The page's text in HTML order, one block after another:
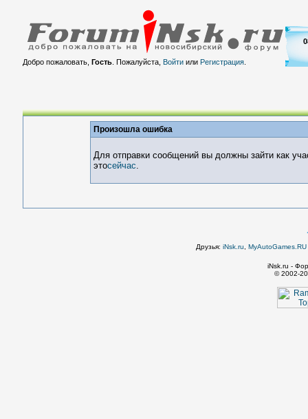
Добро пожаловать, Гость. Пожалуйста, Войтиили Регистрация.
Произошла ошибка
Для отправки сообщений вы должны зайти как
этосейчас.
Друзья: iNsk.ru
iNsk.ru -
© 2002-